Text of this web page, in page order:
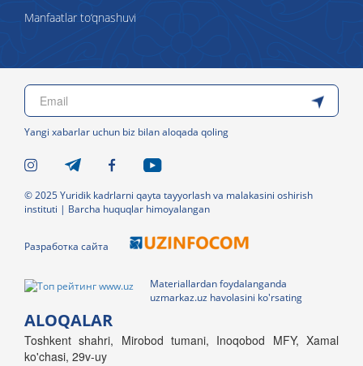
Manfaatlar to‘qnashuvi
Yangi xabarlar uchun biz bilan aloqada qoling
© 2025 Yuridik kadrlarni qayta tayyorlash va malakasini oshirish
instituti | Barcha huquqlar himoyalangan
Разработка сайта
Materiallardan foydalanganda
uzmarkaz.uz havolasini ko'rsating
ALOQALAR
Toshkent shahri, Mirobod tumani, Inoqobod MFY, Xamal
ko'chasi, 29v-uy